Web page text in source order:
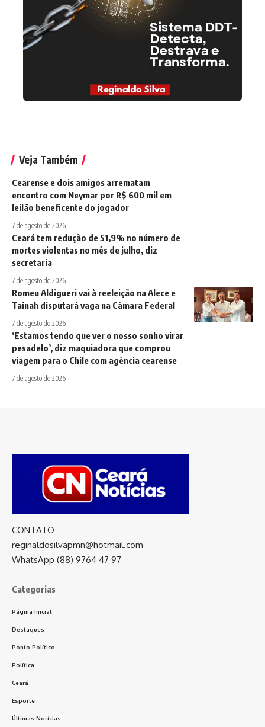
Veja Também
Cearense e dois amigos arrematam
encontro com Neymar por R$ 600 mil em
leilão beneficente do jogador
7 de agosto de 2026
Ceará tem redução de 51,9% no número de
mortes violentas no mês de julho, diz
secretaria
7 de agosto de 2026
Romeu Aldigueri vai à reeleição na Alece e
Tainah disputará vaga na Câmara Federal
7 de agosto de 2026
‘Estamos tendo que ver o nosso sonho virar
pesadelo’, diz maquiadora que comprou
viagem para o Chile com agência cearense
7 de agosto de 2026
CONTATO
reginaldosilvapmn@hotmail.com
WhatsApp (88) 9764 47 97
Categorias
Página Inicial
Destaques
Ponto Político
Política
Ceará
Esporte
Últimas Notícias